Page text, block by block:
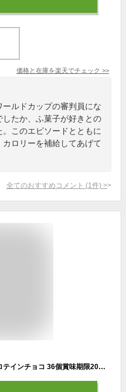
価格と在庫を楽天でチェック >>
ルドカップの審判員にな
たか、ふ菓子が好きとの
このエピソードとともに
ロリーを補給してあげて
全てのおすすめコメント (1 件) >
アサヒグループ食品 1本満足バー プロテインチョコ 36個賞味期限2025/02